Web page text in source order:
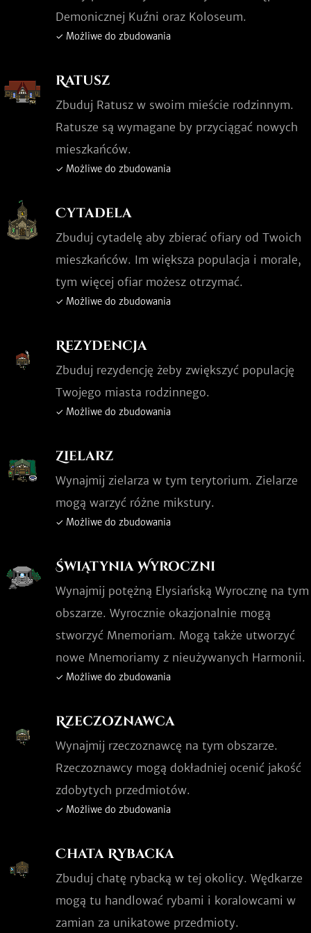
Demonicznej Kuźni oraz Koloseum.
✓ Możliwe do zbudowania
Ratusz
Zbuduj Ratusz w swoim mieście rodzinnym.
Ratusze są wymagane by przyciągać nowych
mieszkańców.
✓ Możliwe do zbudowania
Cytadela
Zbuduj cytadelę aby zbierać ofiary od Twoich
mieszkańców. Im większa populacja i morale,
tym więcej ofiar możesz otrzymać.
✓ Możliwe do zbudowania
Rezydencja
Zbuduj rezydencję żeby zwiększyć populację
Twojego miasta rodzinnego.
✓ Możliwe do zbudowania
Zielarz
Wynajmij zielarza w tym terytorium. Zielarze
mogą warzyć różne mikstury.
✓ Możliwe do zbudowania
Świątynia Wyroczni
Wynajmij potężną Elysiańską Wyrocznę na tym
obszarze. Wyrocznie okazjonalnie mogą
stworzyć Mnemoriam. Mogą także utworzyć
nowe Mnemoriamy z nieużywanych Harmonii.
✓ Możliwe do zbudowania
Rzeczoznawca
Wynajmij rzeczoznawcę na tym obszarze.
Rzeczoznawcy mogą dokładniej ocenić jakość
zdobytych przedmiotów.
✓ Możliwe do zbudowania
Chata Rybacka
Zbuduj chatę rybacką w tej okolicy. Wędkarze
mogą tu handlować rybami i koralowcami w
zamian za unikatowe przedmioty.